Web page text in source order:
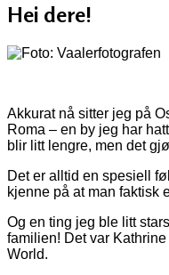
Hei dere!
Akkurat nå sitter jeg på
Roma – en by jeg har
blir litt lengre, men det
Det er alltid en spesiell
kjenne på at man faktisk
Og en ting jeg ble litt
familien! Det var
World.